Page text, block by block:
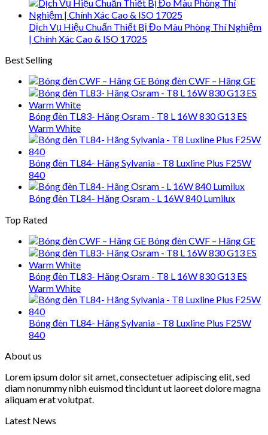
Dịch Vụ Hiệu Chuẩn Thiết Bị Đo Màu Phòng Thí Nghiệm
| Chính Xác Cao & ISO 17025
Best Selling
Bóng đèn CWF – Hãng GE
Bóng đèn TL83- Hãng Osram - T8 L 16W 830 G13 ES
Warm White
Bóng đèn TL84- Hãng Sylvania - T8 Luxline Plus F25W
840
Bóng đèn TL84- Hãng Osram - L 16W 840 Lumilux
Top Rated
Bóng đèn CWF – Hãng GE
Bóng đèn TL83- Hãng Osram - T8 L 16W 830 G13 ES
Warm White
Bóng đèn TL84- Hãng Sylvania - T8 Luxline Plus F25W
840
About us
Lorem ipsum dolor sit amet, consectetuer adipiscing elit, sed
diam nonummy nibh euismod tincidunt ut laoreet dolore magna
aliquam erat volutpat.
Latest News